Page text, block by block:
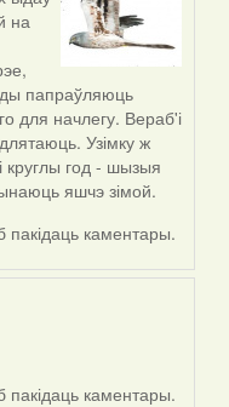
на
папраўляюць
для начлегу. Вераб'і
Узімку ж
круглы год - шызыя
яшчэ зімой.
пакідаць каментары.
пакідаць каментары.